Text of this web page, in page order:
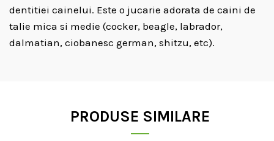
dentitiei cainelui. Este o jucarie adorata de caini de
talie mica si medie (cocker, beagle, labrador,
dalmatian, ciobanesc german, shitzu, etc).
PRODUSE SIMILARE